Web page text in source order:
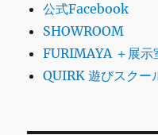
公式Facebook
SHOWROOM
FURIMAYA ＋展示
QUIRK 遊びスクー